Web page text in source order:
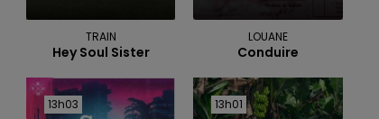
TRAIN
Hey Soul Sister
LOUANE
Conduire
13h03
13h03 13h01
13h01